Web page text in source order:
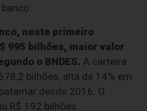
neste primeiro
995 bilhões, maior valor
o BNDES. A carteira
bilhões, alta de 14% em
desde 2016. O
R$ 192 bilhões.